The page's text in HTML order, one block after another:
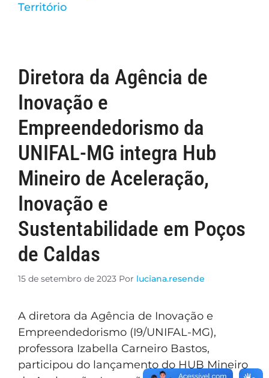
Território
Diretora da Agência de
Inovação e
Empreendedorismo da
UNIFAL-MG integra Hub
Mineiro de Aceleração,
Inovação e
Sustentabilidade em Poços
de Caldas
15 de setembro de 2023 Por luciana.resende
A diretora da Agência de Inovação e
Empreendedorismo (I9/UNIFAL-MG),
professora Izabella Carneiro Bastos,
participou do lançamento do HUB Mineiro